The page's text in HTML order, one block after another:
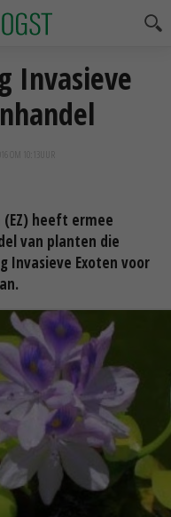
Invasieve
OM 10:13
heeft ermee
van planten die
Invasieve Exoten voor